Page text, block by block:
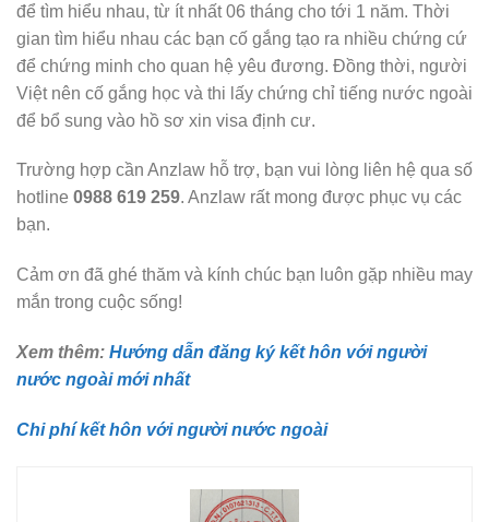
để tìm hiểu nhau, từ ít nhất 06 tháng cho tới 1 năm. Thời
gian tìm hiểu nhau các bạn cố gắng tạo ra nhiều chứng cứ
để chứng minh cho quan hệ yêu đương. Đồng thời, người
Việt nên cố gắng học và thi lấy chứng chỉ tiếng nước ngoài
để bổ sung vào hồ sơ xin visa định cư.
Trường hợp cần Anzlaw hỗ trợ, bạn vui lòng liên hệ qua số
hotline 0988 619 259. Anzlaw rất mong được phục vụ các
bạn.
Cảm ơn đã ghé thăm và kính chúc bạn luôn gặp nhiều may
mắn trong cuộc sống!
Xem thêm: Hướng dẫn đăng ký kết hôn với người
nước ngoài mới nhất
Chi phí kết hôn với người nước ngoài